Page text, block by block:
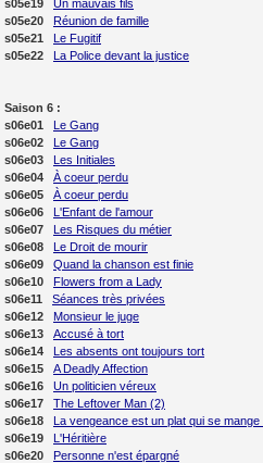
s05e19
Un mauvais fils
s05e20
Réunion de famille
s05e21
Le Fugitif
s05e22
La Police devant la justice
Saison 6 :
s06e01
Le Gang
s06e02
Le Gang
s06e03
Les Initiales
s06e04
À coeur perdu
s06e05
À coeur perdu
s06e06
L'Enfant de l'amour
s06e07
Les Risques du métier
s06e08
Le Droit de mourir
s06e09
Quand la chanson est finie
s06e10
Flowers from a Lady
s06e11
Séances très privées
s06e12
Monsieur le juge
s06e13
Accusé à tort
s06e14
Les absents ont toujours tort
s06e15
A Deadly Affection
s06e16
Un politicien véreux
s06e17
The Leftover Man (2)
s06e18
La vengeance est un plat qui se mange
s06e19
L'Héritière
s06e20
Personne n'est épargné